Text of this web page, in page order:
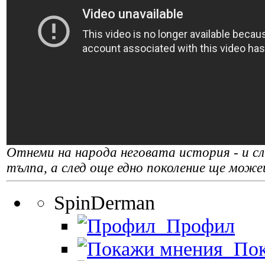
Отнеми на народа неговата история - и
тълпа, а след още едно поколение ще
SpinDerman
Профил